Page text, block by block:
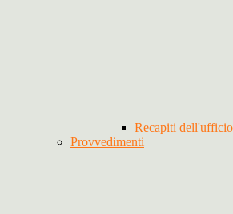
Recapiti
Provvedimenti